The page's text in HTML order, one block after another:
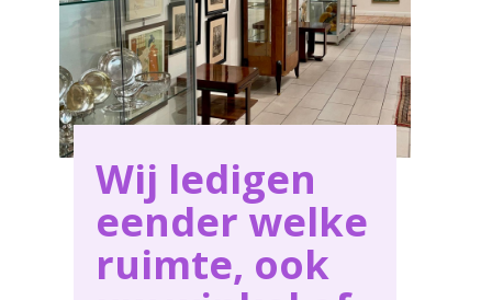
Wij ledigen
eender welke
ruimte, ook